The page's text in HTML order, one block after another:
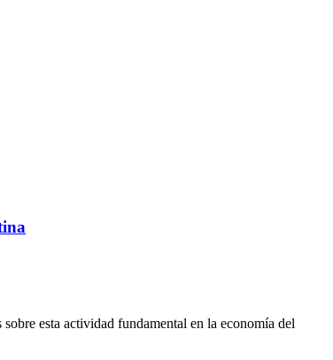
esta actividad fundamental en la economía del